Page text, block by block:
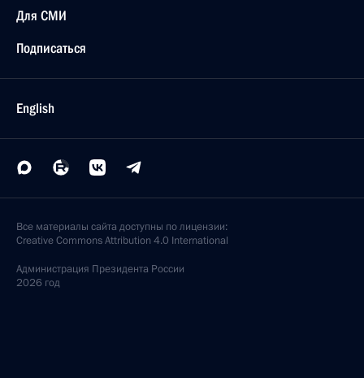
Для СМИ
Подписаться
English
Все материалы сайта доступны по лицензии:
Creative Commons Attribution 4.0 International
Администрация Президента России
2026 год